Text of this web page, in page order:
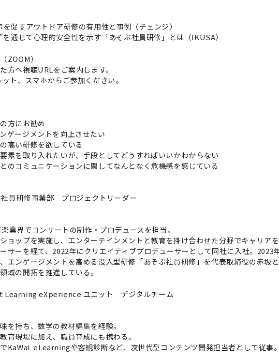
アウトドア研修の有用性と事例（チェンジ）
て心理的安全性を示す「あそぶ社員研修」とは（IKUSA）
ZOOM）
へ視聴URLをご案内します。
、スマホからご参加ください。
方にお勧め
ゲージメントを向上させたい
高い研修を欲している
素を取り入れたいが、手段としてどうすればいいかわからない
のコミュニケーションに関してなんとなく危機感を感じている
員研修事業部 プロジェクトリーダー
業界でコンサートの制作・プロデュースを担当。
ョップを実施し、エンターテインメントと教育を掛け合わせた分野でキャリアを
サーを経て、2022年にクリエイティブプロデューサーとして同社に入社。2023
エンゲージメントを高める没入型研修「あそぶ社員研修」を代表取締役の赤坂と
域の開拓を推進している。
Learning eXperience ユニット デジタルチーム
を持ち、数学の教材編集を経験。
育現場に加え、職員育成にも携わる。
KaWaL eLearningや客観診断など、次世代型コンテンツ開発担当者として従事。